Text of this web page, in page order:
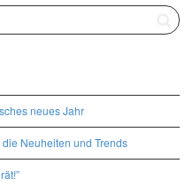
neues Jahr
Neuheiten und Trends